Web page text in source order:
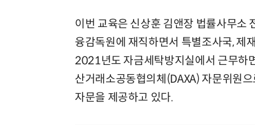
이번 교육은 신상훈 김앤장 법률사무
융감독원에 재직하면서 특별조사국, 제
2021년도 자금세탁방지실에서 근무하
산거래소공동협의체(DAXA) 자문위원
자문을 제공하고 있다.